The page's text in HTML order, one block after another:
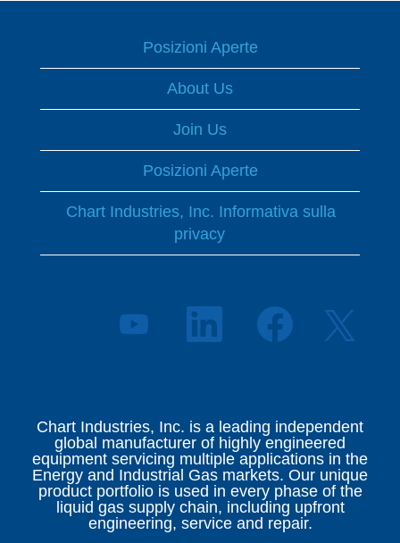
Posizioni Aperte
About Us
Join Us
Posizioni Aperte
Chart Industries, Inc. Informativa sulla
privacy
n
u
n
a
n
u
o
v
S
a
n
u
n
a
n
u
o
S
n
u
n
a
n
u
o
S
n
u
n
a
n
u
Chart Industries, Inc. is a leading independent
global manufacturer of highly engineered
equipment servicing multiple applications in the
Energy and Industrial Gas markets. Our unique
product portfolio is used in every phase of the
liquid gas supply chain, including upfront
engineering, service and repair.